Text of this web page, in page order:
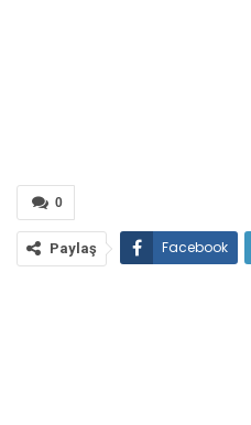
0
Paylaş Facebook